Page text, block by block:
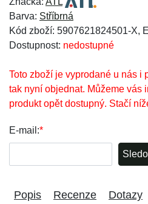
Barva: Stříbrná
Kód zboží: 5907621824501-X,
Dostupnost: nedostupné
Toto zboží je vyprodané u nás i
tak nyní objednat. Můžeme vás
produkt opět dostupný. Stačí
E-mail:*
Popis Recenze Dotazy